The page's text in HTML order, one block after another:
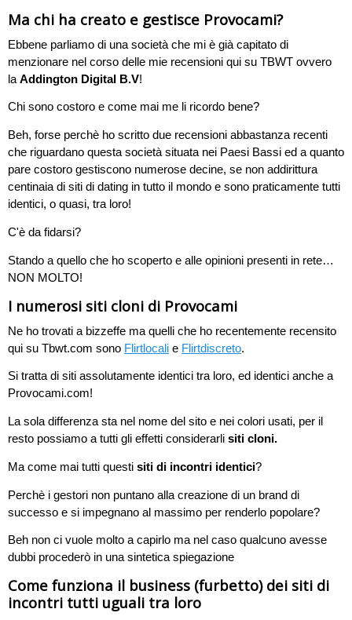
Ma chi ha creato e gestisce Provocami?
Ebbene parliamo di una società che mi è già capitato di
menzionare nel corso delle mie recensioni qui su TBWT ovvero
la Addington Digital B.V!
Chi sono costoro e come mai me li ricordo bene?
Beh, forse perchè ho scritto due recensioni abbastanza recenti
che riguardano questa società situata nei Paesi Bassi ed a quanto
pare costoro gestiscono numerose decine, se non addirittura
centinaia di siti di dating in tutto il mondo e sono praticamente tutti
identici, o quasi, tra loro!
C'è da fidarsi?
Stando a quello che ho scoperto e alle opinioni presenti in rete…
NON MOLTO!
I numerosi siti cloni di Provocami
Ne ho trovati a bizzeffe ma quelli che ho recentemente recensito
qui su Tbwt.com sono Flirtlocali e Flirtdiscreto.
Si tratta di siti assolutamente identici tra loro, ed identici anche a
Provocami.com!
La sola differenza sta nel nome del sito e nei colori usati, per il
resto possiamo a tutti gli effetti considerarli siti cloni.
Ma come mai tutti questi siti di incontri identici?
Perchè i gestori non puntano alla creazione di un brand di
successo e si impegnano al massimo per renderlo popolare?
Beh non ci vuole molto a capirlo ma nel caso qualcuno avesse
dubbi procederò in una sintetica spiegazione
Come funziona il business (furbetto) dei siti di
incontri tutti uguali tra loro